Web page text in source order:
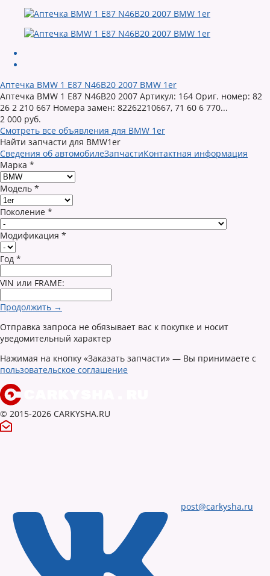
Аптечка BMW 1 E87 N46B20 2007 BMW 1er
Аптечка BMW 1 E87 N46B20 2007 Артикул: 164 Ориг. номер: 82
26 2 210 667 Номера замен: 82262210667, 71 60 6 770...
2 000 руб.
Смотреть все объявления для BMW 1er
Найти запчасти для BMW1er
Сведения об автомобилеЗапчастиКонтактная информация
Марка *
Модель *
Поколение *
Модификация *
Год *
VIN или FRAME:
Продолжить →
Отправка запроса не обязывает вас к покупке и носит
уведомительный характер
Нажимая на кнопку «Заказать запчасти» — Вы принимаете с
пользовательское соглашение
© 2015-2026 CARKYSHA.RU
post@carkysha.ru